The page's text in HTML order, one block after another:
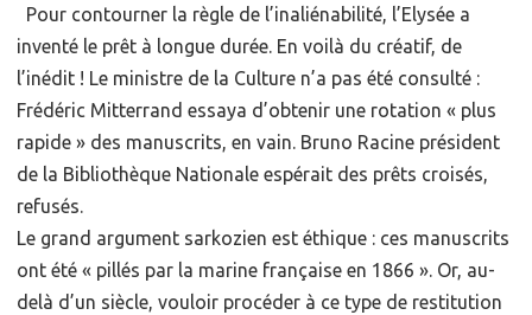
Pour contourner la règle de l’inaliénabilité, l’Elysée a
inventé le prêt à longue durée. En voilà du créatif, de
l’inédit ! Le ministre de la Culture n’a pas été consulté :
Frédéric Mitterrand essaya d’obtenir une rotation « plus
rapide » des manuscrits, en vain. Bruno Racine président
de la Bibliothèque Nationale espérait des prêts croisés,
refusés.
Le grand argument sarkozien est éthique : ces manuscrits
ont été « pillés par la marine française en 1866 ». Or, au-
delà d’un siècle, vouloir procéder à ce type de restitution